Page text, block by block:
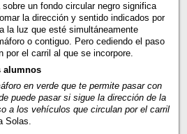
un fondo circular negro significa
la dirección y sentido indicados por
la luz que esté simultáneamente
o contiguo. Pero cediendo el paso
por el carril al que se incorpore.
alumnos
en verde que te permite pasar con
puede pasar si sigue la dirección de la
a los vehículos que circulan por el carril
Solas.